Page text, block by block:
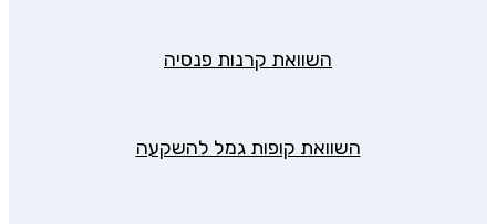
השוואת קרנות פנסיה
השוואת קופות גמל להשקעה